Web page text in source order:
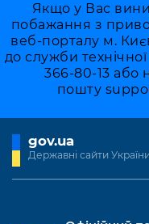
Якщо у Вас
побажання з
веб-порталу м.
до служби
366-80-13 або
пошту
gov.ua
Державні сайти